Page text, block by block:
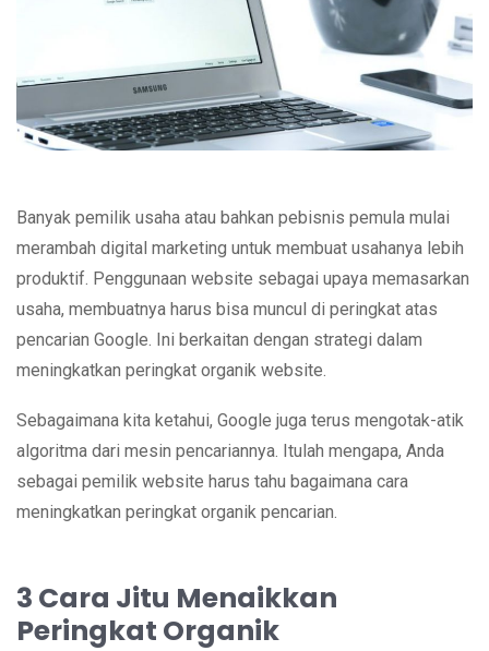
Banyak pemilik usaha atau bahkan pebisnis pemula mulai
merambah digital marketing untuk membuat usahanya lebih
produktif. Penggunaan website sebagai upaya memasarkan
usaha, membuatnya harus bisa muncul di peringkat atas
pencarian Google. Ini berkaitan dengan strategi dalam
meningkatkan peringkat organik website.
Sebagaimana kita ketahui, Google juga terus mengotak-atik
algoritma dari mesin pencariannya. Itulah mengapa, Anda
sebagai pemilik website harus tahu bagaimana cara
meningkatkan peringkat organik pencarian.
3 Cara Jitu Menaikkan
Peringkat Organik